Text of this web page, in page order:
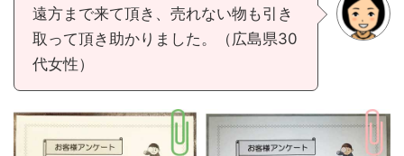
遠方まで来て頂き、売れない物も引き
取って頂き助かりました。（広島県30
代女性）